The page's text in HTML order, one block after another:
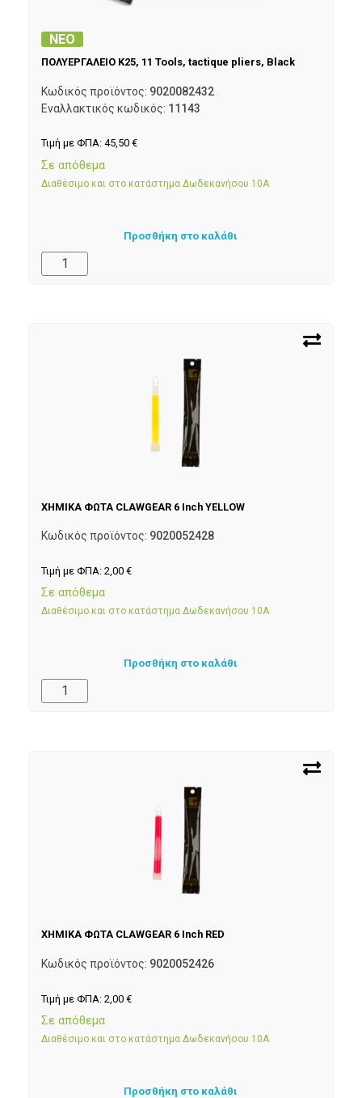
ΝΕΟ
ΠΟΛΥΕΡΓΑΛΕΙΟ K25, 11 Tools, tactique pliers, Black
Κωδικός προϊόντος: 9020082432
Εναλλακτικός κωδικός: 11143
Τιμή με ΦΠΑ: 45,50 €
Σε απόθεμα
Διαθέσιμο και στο κατάστημα Δωδεκανήσου 10Α
Προσθήκη στο καλάθι
ΧΗΜΙΚΑ ΦΩΤΑ CLAWGEAR 6 Inch YELLOW
Κωδικός προϊόντος: 9020052428
Τιμή με ΦΠΑ: 2,00 €
Σε απόθεμα
Διαθέσιμο και στο κατάστημα Δωδεκανήσου 10Α
Προσθήκη στο καλάθι
ΧΗΜΙΚΑ ΦΩΤΑ CLAWGEAR 6 Inch RED
Κωδικός προϊόντος: 9020052426
Τιμή με ΦΠΑ: 2,00 €
Σε απόθεμα
Διαθέσιμο και στο κατάστημα Δωδεκανήσου 10Α
Προσθήκη στο καλάθι